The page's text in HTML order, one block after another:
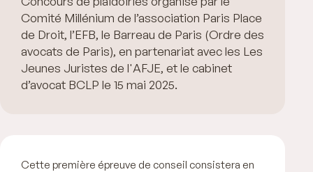
Comité Millénium de l’association Paris Place
de Droit, l’EFB, le Barreau de Paris (Ordre des
avocats de Paris), en partenariat avec les Les
Jeunes Juristes de l'AFJE, et le cabinet
d’avocat BCLP le 15 mai 2025.
Cette première épreuve de conseil consistera en